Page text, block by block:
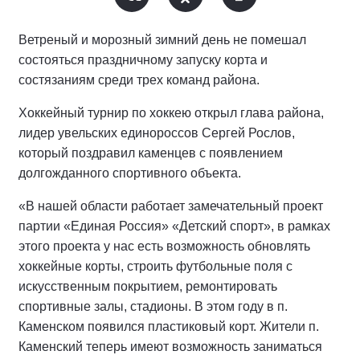
Ветреный и морозный зимний день не помешал
состояться праздничному запуску корта и
состязаниям среди трех команд района.
Хоккейный турнир по хоккею открыл глава района,
лидер увельских единороссов Сергей Рослов,
который поздравил каменцев с появлением
долгожданного спортивного объекта.
«В нашей области работает замечательный проект
партии «Единая Россия» «Детский спорт», в рамках
этого проекта у нас есть возможность обновлять
хоккейные корты, строить футбольные поля с
искусственным покрытием, ремонтировать
спортивные залы, стадионы. В этом году в п.
Каменском появился пластиковый корт. Жители п.
Каменский теперь имеют возможность заниматься